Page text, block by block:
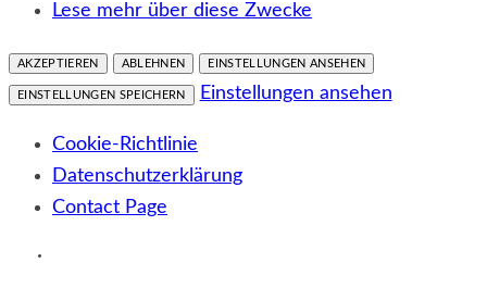
Lese mehr über diese Zwecke
AKZEPTIEREN ABLEHNEN EINSTELLUNGEN ANSEHEN
EINSTELLUNGEN SPEICHERN Einstellungen ansehen
Cookie-Richtlinie
Datenschutzerklärung
Contact Page